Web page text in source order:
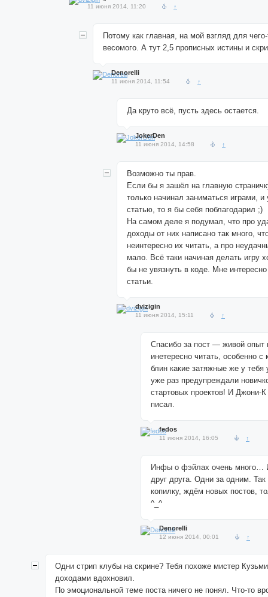
11 июня 2014, 11:20 ↑
Потому как главная, на мой взгляд для
весомого. А тут 2,5 прописных истины и
Denorelli
11 июня 2014, 11:54 ↑
Да круто всё, пусть здесь остается.
JokerDen
11 июня 2014, 14:58 ↑
Возможно ты прав.
Если бы я зашёл на главную
только начинал заниматься играми,
статью, то я бы себя поблагодарил ;)
На самом деле я подумал, что про
доходы от них написано так много,
неинтересно их читать, а про
мало. Всё таки начиная делать игру
бы не увязнуть в коде. Мне интересно
статьи.
dvizigin
11 июня 2014, 15:11 ↑
Спасибо за пост — живой опыт
инетересно читать, особенно с
блин какие затяжные же у тебя
уже раз предупреждали
стартовых проектов! И Джони-
писал.
fedos
11 июня 2014, 16:05 ↑
Инфы о фэйлах очень много…
друг друга. Одни за одним. Так
копилку, ждём новых постов,
^_^
Denorelli
12 июня 2014, 00:01 ↑
Одни стрип клубы на скрине? Тебя похоже мистер
доходами вдохновил.
По эмоциональной теме поста ничего не понял. Что-то